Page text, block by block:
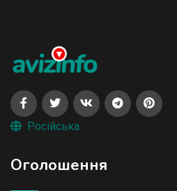
Російська
Оголошення